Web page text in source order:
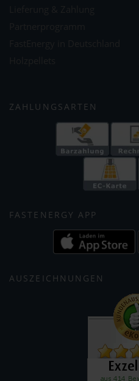
ZAHLUNGSARTEN
FASTENERGY APP
AUSZEICHNUNGEN